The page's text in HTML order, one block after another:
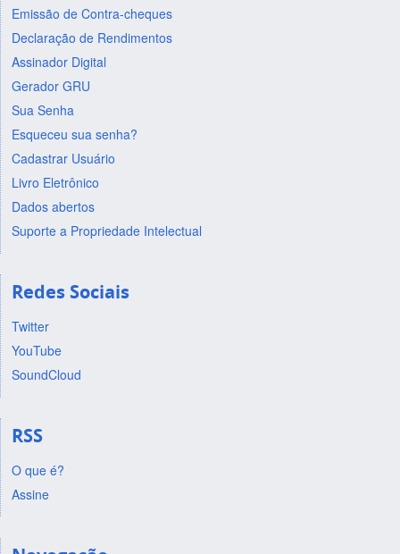
Emissão de Contra-cheques
Declaração de Rendimentos
Assinador Digital
Gerador GRU
Sua Senha
Esqueceu sua senha?
Cadastrar Usuário
Livro Eletrônico
Dados abertos
Suporte a Propriedade Intelectual
Redes Sociais
Twitter
YouTube
SoundCloud
RSS
O que é?
Assine